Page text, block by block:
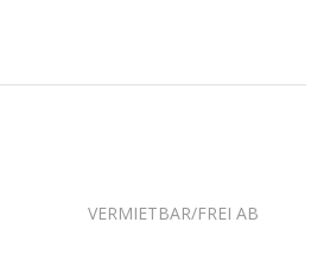
VERMIETBAR/FREI AB